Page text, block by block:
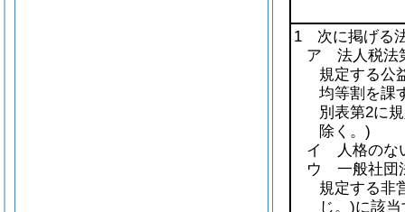
1 次に掲げる
ア 法人税法
規定する公
均等割を課
別表第2に
除く。)
イ 人格のな
ウ 一般社団
規定する非
じ。)に該